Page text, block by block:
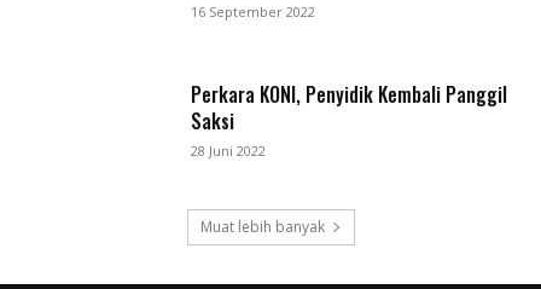
16 September 2022
Perkara KONI, Penyidik Kembali Panggil
Saksi
28 Juni 2022
Muat lebih banyak